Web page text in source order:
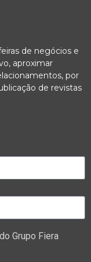
de negócios e
aproximar
por
de revistas
Grupo Fiera